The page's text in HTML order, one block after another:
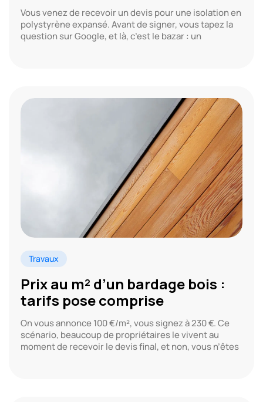
Vous venez de recevoir un devis pour une isolation en
polystyrène expansé. Avant de signer, vous tapez la
question sur Google, et là, c’est le bazar : un
Travaux
Prix au m² d’un bardage bois :
tarifs pose comprise
On vous annonce 100 €/m², vous signez à 230 €. Ce
scénario, beaucoup de propriétaires le vivent au
moment de recevoir le devis final, et non, vous n’êtes